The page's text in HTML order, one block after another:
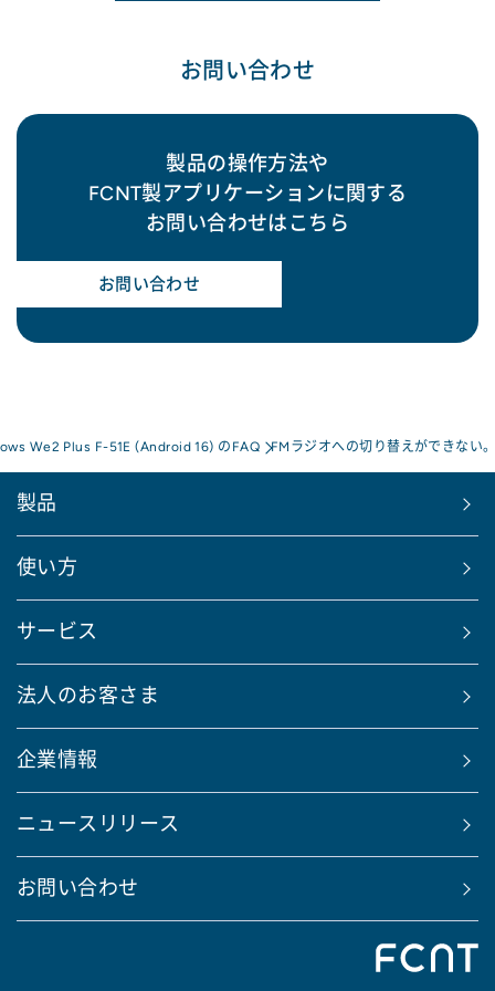
お問い合わせ
製品の操作方法や
FCNT製アプリケーションに関する
お問い合わせはこちら
お問い合わせ
We2 Plus F-51E (Android 16) のFAQ FMラジオへの切り替えができない
製品
使い方
サービス
法人のお客さま
企業情報
ニュースリリース
お問い合わせ